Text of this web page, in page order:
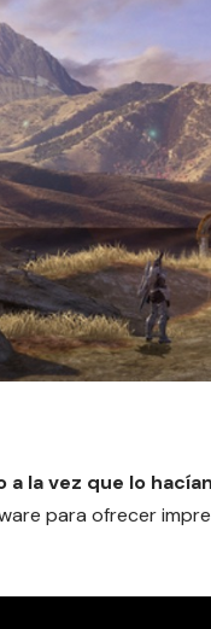
la vez que lo
para ofrecer